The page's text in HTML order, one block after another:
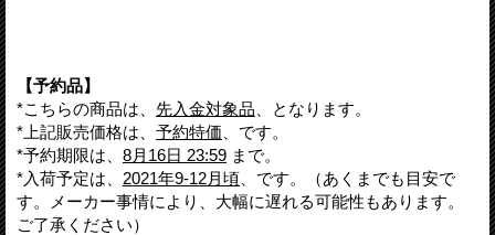
【予約品】
*こちらの商品は、 先入金対象品 、となります。
*上記販売価格は、 予約特価 、です。
*予約期限は、 8月16日 23:59 まで。
*入荷予定は、 2021年9-12月頃 、です。（あくまでも目安で
す。メーカー事情により、大幅に遅れる可能性もあります。
ご了承ください）